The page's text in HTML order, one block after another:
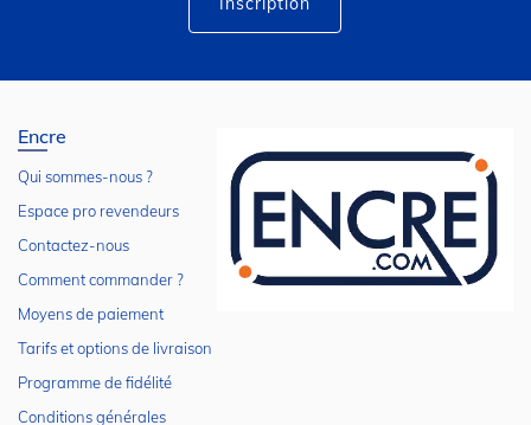
Encre
Qui sommes-nous ?
Espace pro revendeurs
Contactez-nous
Comment commander ?
Moyens de paiement
Tarifs et options de livraison
Programme de fidélité
Conditions générales